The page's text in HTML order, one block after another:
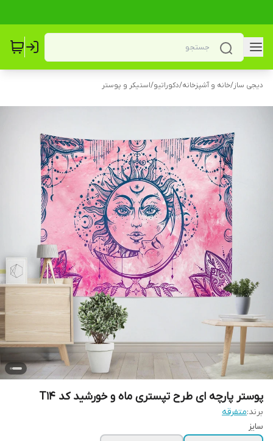
دیجی ساز/خانه و آشپزخانه/دکوراتیو/استیکر و پوستر
پوستر پارچه ای طرح تپستری ماه و خورشید کد T14
برند:متفرقه
سایز